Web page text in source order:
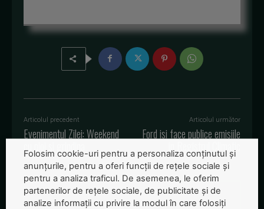
Articolul precedent
Evenimentul Zilei: Weekend
Articolul următor
Ford isi face publice emisiile
Folosim cookie-uri pentru a personaliza conținutul și
anunțurile, pentru a oferi funcții de rețele sociale și
pentru a analiza traficul. De asemenea, le oferim
partenerilor de rețele sociale, de publicitate și de
analize informații cu privire la modul în care folosiți